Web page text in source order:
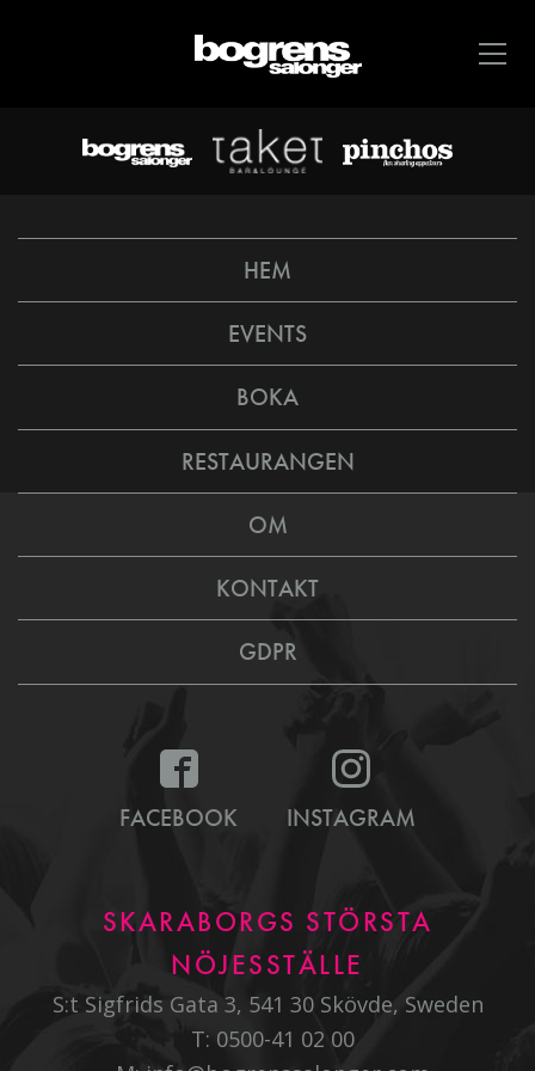
HEM
EVENTS
BOKA
RESTAURANGEN
OM
KONTAKT
GDPR
FACEBOOK INSTAGRAM
SKARABORGS STÖRSTA
NÖJESSTÄLLE
S:t Sigfrids Gata 3, 541 30 Skövde, Sweden
T: 0500-41 02 00